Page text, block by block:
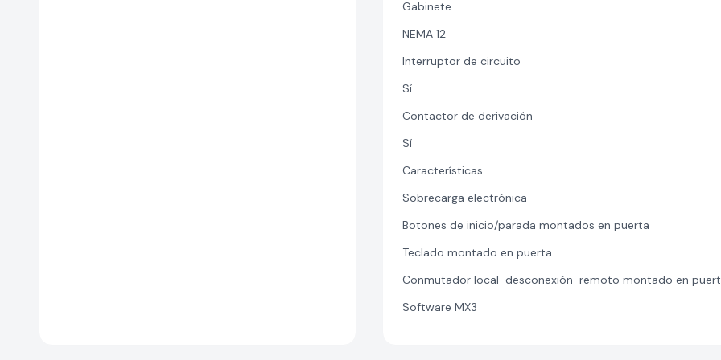
Gabinete
NEMA 12
Interruptor de circuito
Sí
Contactor de derivación
Sí
Características
Sobrecarga electrónica
Botones de inicio/parada montados en puerta
Teclado montado en puerta
Conmutador local-desconexión-remoto montado en
Software MX3